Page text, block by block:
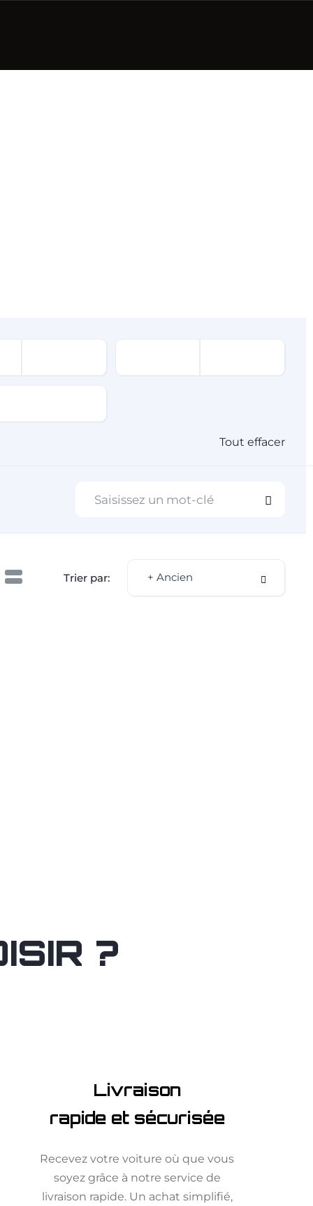
Tout effacer
Trier par: + Ancien
?
Livraison
rapide et sécurisée
Recevez votre voiture où que vous
soyez grâce à notre service de
livraison rapide. Un achat simplifié,